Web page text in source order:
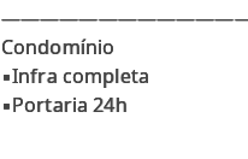
Condomínio
▪️Infra completa